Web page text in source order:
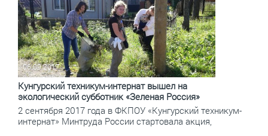
06.09.2017
Кунгурский техникум-интернат вышел на
экологический субботник «Зеленая Россия»
2 сентября 2017 года в ФКПОУ «Кунгурский техникум-
интернат» Минтруда России стартовала акция,